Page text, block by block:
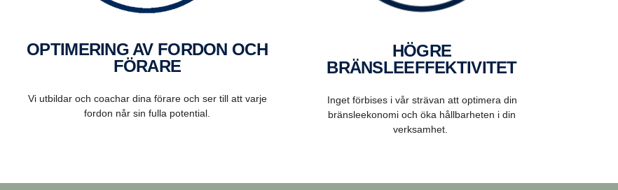
OPTIMERING AV FORDON OCH
FÖRARE
Vi utbildar och coachar dina förare och ser till att varje
fordon når sin fulla potential.
HÖGRE
BRÄNSLEEFFEKTIVITET
Inget förbises i vår strävan att optimera din
bränsleekonomi och öka hållbarheten i din
verksamhet.